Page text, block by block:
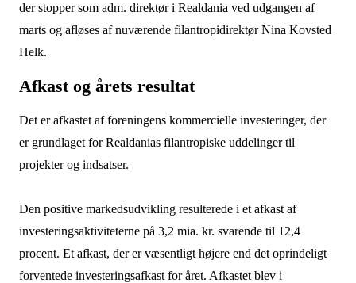
der stopper som adm. direktør i Realdania ved udgangen af
marts og afløses af nuværende filantropidirektør Nina Kovsted
Helk.
Afkast og årets resultat
Det er afkastet af foreningens kommercielle investeringer, der
er grundlaget for Realdanias filantropiske uddelinger til
projekter og indsatser.
Den positive markedsudvikling resulterede i et afkast af
investeringsaktiviteterne på 3,2 mia. kr. svarende til 12,4
procent. Et afkast, der er væsentligt højere end det oprindeligt
forventede investeringsafkast for året. Afkastet blev i